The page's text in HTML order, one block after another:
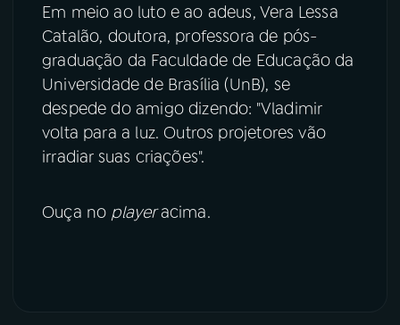
Em meio ao luto e ao adeus, Vera Lessa
Catalão, doutora, professora de pós-
graduação da Faculdade de Educação da
Universidade de Brasília (UnB), se
despede do amigo dizendo: "Vladimir
volta para a luz. Outros projetores vão
irradiar suas criações".
Ouça no playeracima.